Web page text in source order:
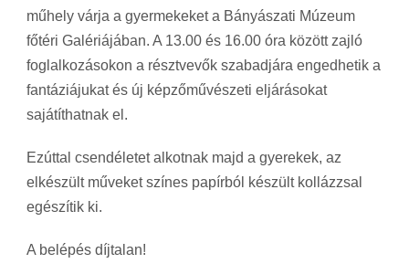
műhely várja a gyermekeket a Bányászati Múzeum
főtéri Galériájában. A 13.00 és 16.00 óra között zajló
foglalkozásokon a résztvevők szabadjára engedhetik a
fantáziájukat és új képzőművészeti eljárásokat
sajátíthatnak el.
Ezúttal csendéletet alkotnak majd a gyerekek, az
elkészült műveket színes papírból készült kollázzsal
egészítik ki.
A belépés díjtalan!